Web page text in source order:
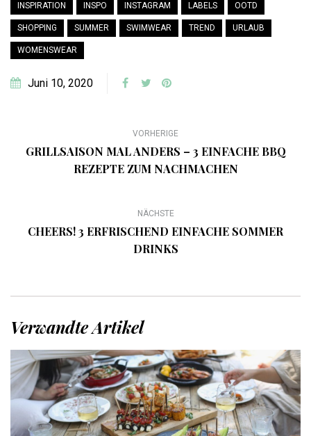
INSPIRATION INSPO INSTAGRAM LABELS OOTD
SHOPPING SUMMER SWIMWEAR TREND URLAUB
WOMENSWEAR
Juni 10, 2020
VORHERIGE
GRILLSAISON MAL ANDERS – 3 EINFACHE BBQ
REZEPTE ZUM NACHMACHEN
NÄCHSTE
CHEERS! 3 ERFRISCHEND EINFACHE SOMMER
DRINKS
Verwandte Artikel